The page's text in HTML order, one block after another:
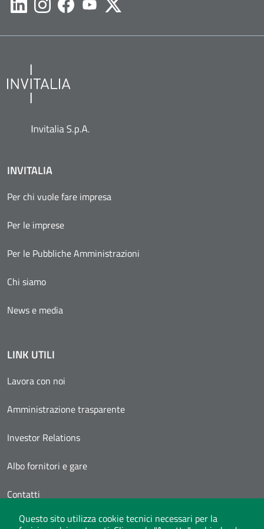
Questo sito utilizza cookie tecnici necessari per la
LikedinInstagramFacebookYoutubeTwitter
INVITALIA
Per chi vuole fare impresa
Per le imprese
Per le Pubbliche Amministrazioni
Chi siamo
News e media
LINK UTILI
Lavora con noi
Amministrazione trasparente
Investor Relations
Albo fornitori e gare
Contatti
Area Personale